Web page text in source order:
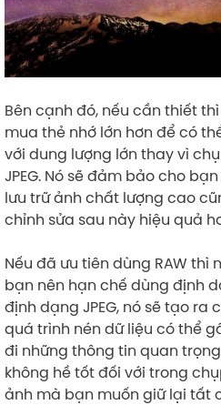
Bên cạnh đó, nếu cần thiết
mua thẻ nhớ lớn hơn để có
với dung lượng lớn thay vì
JPEG. Nó sẽ đảm bảo cho
lưu trữ ảnh chất lượng cao
chỉnh sửa sau này hiệu quả
Nếu đã ưu tiên dùng RAW
bạn nên hạn chế dùng định
định dạng JPEG, nó sẽ tạo
quá trình nén dữ liệu có thể
đi những thông tin quan
không hề tốt đối với trong
ảnh mà bạn muốn giữ lại tất